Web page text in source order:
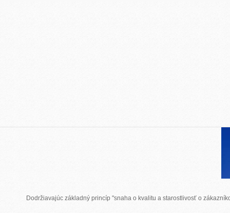
Dodržiavajúc základný princíp "snaha o kvalitu a starostlivosť o